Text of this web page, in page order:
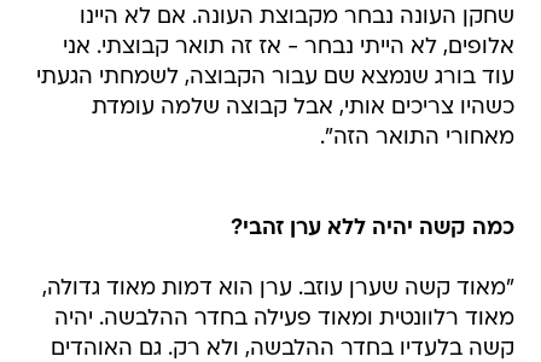
שחקן העונה נבחר מקבוצת העונה. אם לא היינו
אלופים, לא הייתי נבחר - אז זה תואר קבוצתי. אני
עוד בורג שנמצא שם עבור הקבוצה, לשמחתי הגעתי
כשהיו צריכים אותי, אבל קבוצה שלמה עומדת
מאחורי התואר הזה".
כמה קשה יהיה ללא ערן זהבי?
"מאוד קשה שערן עוזב. ערן הוא דמות מאוד גדולה,
מאוד רלוונטית ומאוד פעילה בחדר ההלבשה. יהיה
קשה בלעדיו בחדר ההלבשה, ולא רק. גם האוהדים